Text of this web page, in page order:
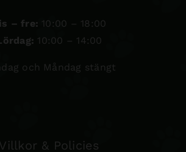
– fre: 10:00 – 18:00
10:00 – 14:00
och Måndag stängt
Villkor & Policies